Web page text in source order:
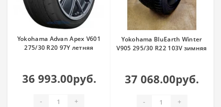
Yokohama Advan Apex V601
275/30 R20 97Y летняя
36 993.00руб.
- +
Yokohama BluEarth Winter
V905 295/30 R22 103V зимняя
37 068.00руб.
- +